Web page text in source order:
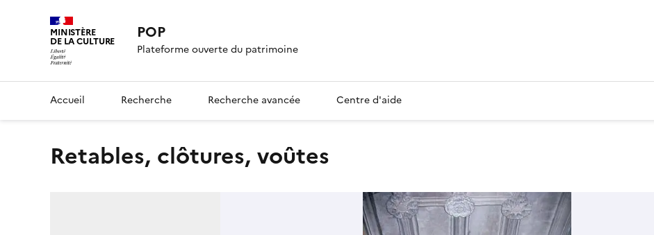
MINISTÈRE
DE LA CULTURE POP
Plateforme ouverte du patrimoine
Accueil Recherche Recherche avancée Centre d'aide
Retables, clôtures, voûtes